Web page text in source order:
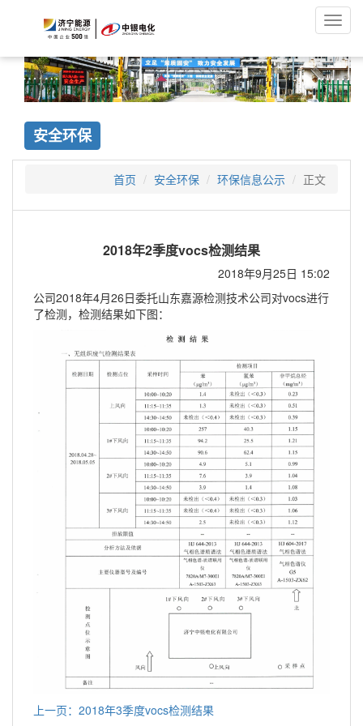
安全环保
首页 安全环保 环保信息公示 正文
2018年2季度vocs检测结果
2018年9月25日 15:02
公司2018年4月26日委托山东嘉源检测技术公司对vocs进行
了检测，检测结果如下图：
上一页：2018年3季度vocs检测结果